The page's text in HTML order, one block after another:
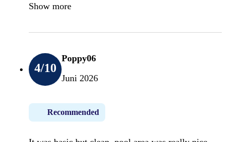
Show more
4/10
Poppy06
Juni 2026
Recommended